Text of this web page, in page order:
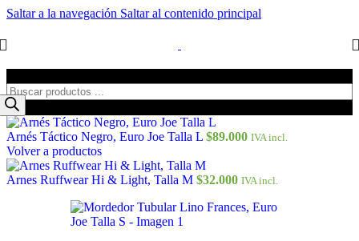
Saltar a la navegación Saltar al contenido principal
Arnés Táctico Negro, Euro Joe Talla L $89.000 IVA incl.
Volver a productos
Arnes Ruffwear Hi & Light, Talla M $32.000 IVA incl.